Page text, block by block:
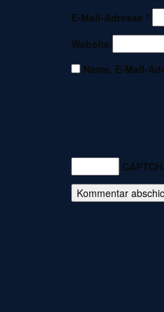
E-Mail-Adresse *
Website
Name, E-Mail-